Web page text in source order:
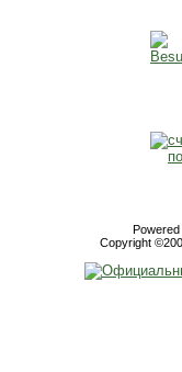
Copyright